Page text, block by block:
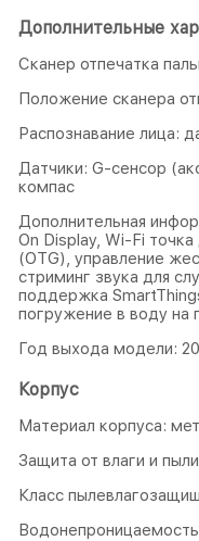
Дополнительные
Сканер отпечатка
Положение сканера
Распознавание лица:
Датчики: G-сенсор
компас
Дополнительная
On Display, Wi-Fi
(OTG), управление
стриминг звука для
поддержка
погружение в воду на
Год выхода модели:
Корпус
Материал корпуса:
Защита от влаги и
Класс